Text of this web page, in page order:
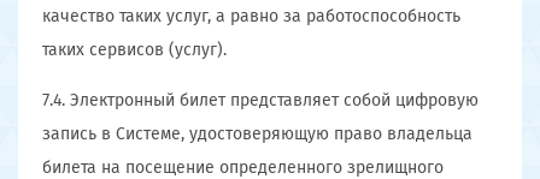
качество таких услуг, а равно за работоспособность
таких сервисов (услуг).
7.4. Электронный билет представляет собой цифровую
запись в Системе, удостоверяющую право владельца
билета на посещение определенного зрелищного